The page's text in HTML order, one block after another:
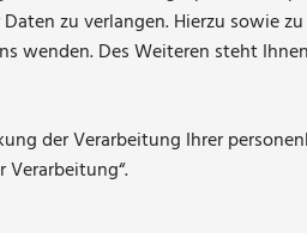
zu verlangen. Hierzu sowie
wenden. Des Weiteren steht
der Verarbeitung Ihrer